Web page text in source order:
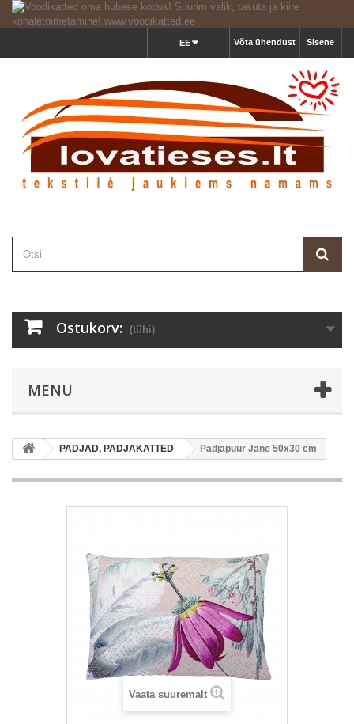
Sisene
Võta ühendust
EE
Ostukorv: (tühi)
MENU
PADJAD, PADJAKATTED Padjapüür Jane 50x30 cm
Vaata suuremalt